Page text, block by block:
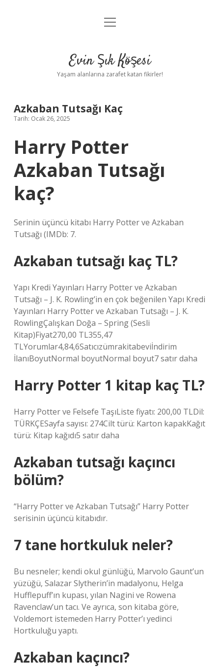
Anasayfa
Yasal Uyarı
menüyü
Evin Şık Köşesi
Yaşam alanlarına zarafet katan fikirler!
Azkaban Tutsağı Kaç
Tarih: Ocak 26, 2025
Harry Potter
Azkaban Tutsağı
kaç?
Serinin üçüncü kitabı Harry Potter ve Azkaban
Tutsağı (IMDb: 7.
Azkaban tutsağı kaç TL?
Yapı Kredi Yayınları Harry Potter ve Azkaban
Tutsağı – J. K. Rowling’in en çok beğenilen Yapı Kredi
Yayınları Harry Potter ve Azkaban Tutsağı – J. K.
RowlingÇalışkan Doğa – Spring (Sesli
Kitap)Fiyat270,00 TL355,47
TLYorumlar4,84,6Satıcızümrakitabeviİndirim
İlanıBoyutNormal boyutNormal boyut7 satır daha
Harry Potter 1 kitap kaç TL?
Harry Potter ve Felsefe TaşıListe fiyatı: 200,00 TLDil:
TÜRKÇESayfa sayısı: 274Cilt türü: Karton kapakKağıt
türü: Kitap kağıdı5 satır daha
Azkaban tutsağı kaçıncı
bölüm?
“Harry Potter ve Azkaban Tutsağı” Harry Potter
serisinin üçüncü kitabıdır.
7 tane hortkuluk neler?
Bu nesneler; kendi okul günlüğü, Marvolo Gaunt’un
yüzüğü, Salazar Slytherin’in madalyonu, Helga
Hufflepuff’ın kupası, yılan Nagini ve Rowena
Ravenclaw’un tacı. Ve ayrıca, son kitaba göre,
Voldemort istemeden Harry Potter’ı yedinci
Hortkuluğu yaptı.
Azkaban kaçıncı?